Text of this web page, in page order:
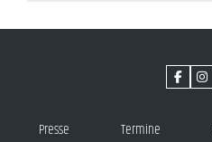
Presse Termine